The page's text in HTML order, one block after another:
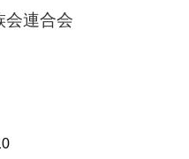
会連合会